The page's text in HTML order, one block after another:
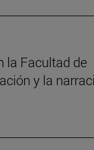
la Facultad de
y la